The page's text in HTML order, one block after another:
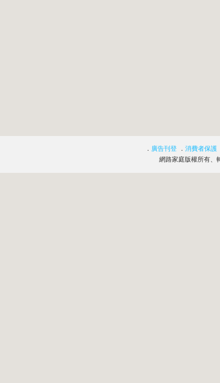
． 廣告刊登 ． 消費者保護
網路家庭版權所有、